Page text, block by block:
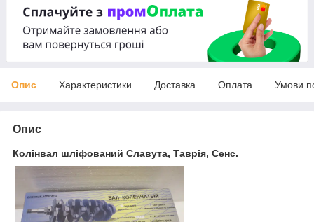
Опис Характеристики Доставка Оплата Умови
Опис
Колінвал шліфований Славута, Таврія, Сенс.